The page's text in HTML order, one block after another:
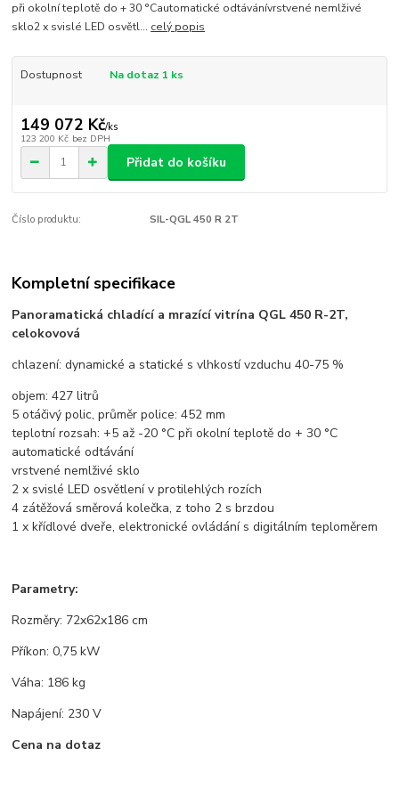
při okolní teplotě do + 30 °Cautomatické odtávánívrstvené nemlživé
sklo2 x svislé LED osvětl... celý popis
Dostupnost Na dotaz 1 ks
149 072 Kč/ks
123 200 Kč bez DPH
Přidat do košíku
Číslo produktu: SIL-QGL 450 R 2T
Kompletní specifikace
Panoramatická chladící a mrazící vitrína QGL 450 R-2T,
celokovová
chlazení: dynamické a statické s vlhkostí vzduchu 40-75 %
objem: 427 litrů
5 otáčivý polic, průměr police: 452 mm
teplotní rozsah: +5 až -20 °C při okolní teplotě do + 30 °C
automatické odtávání
vrstvené nemlživé sklo
2 x svislé LED osvětlení v protilehlých rozích
4 zátěžová směrová kolečka, z toho 2 s brzdou
1 x křídlové dveře, elektronické ovládání s digitálním teploměrem
Parametry:
Rozměry: 72x62x186 cm
Příkon: 0,75 kW
Váha: 186 kg
Napájení: 230 V
Cena na dotaz